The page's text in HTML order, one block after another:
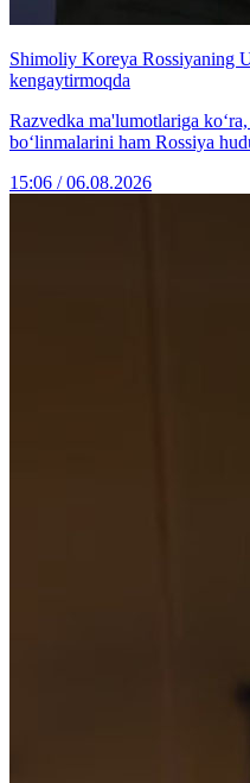
Shimoliy Koreya Rossiyaning
kengaytirmoqda
Razvedka ma'lumotlariga
bo‘linmalarini ham Rossiya
15:06 / 06.08.2026